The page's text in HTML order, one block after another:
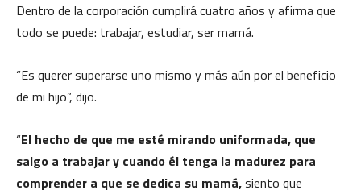
Dentro de la corporación cumplirá cuatro años y afirma que
todo se puede: trabajar, estudiar, ser mamá.
“Es querer superarse uno mismo y más aún por el beneficio
de mi hijo”, dijo.
“El hecho de que me esté mirando uniformada, que
salgo a trabajar y cuando él tenga la madurez para
comprender a que se dedica su mamá,siento que